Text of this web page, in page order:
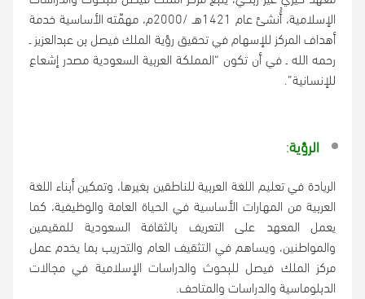
الإسلامية، أُنشئ عام 1421هـ /2000م، مهمّته الأساسية خدمة
أهداف المركز للإسهام في تحقيق رؤية الملك فيصل بن عبدالعزيز ـ
رحمه الله ـ في أن تكون “المملكة العربية السعودية مصدر إشعاع
للإنسانية”.
الرؤية:
الريادة في تعليم اللغة العربية للناطقين بغيرها، وتمكين أبناء اللغة
العربية من المهارات الأساسية في الحياة العامة والوظيفية، كما
يعمل المعهد على التعريف بالثقافة السعودية للمقيمين
والمواطنين، ويساهم في التثقيف العام والتدريب بما يخدم عمل
مركز الملك فيصل للبحوث والدراسات الإسلامية في مجالات
الدبلوماسية والدراسات والمتاحف.